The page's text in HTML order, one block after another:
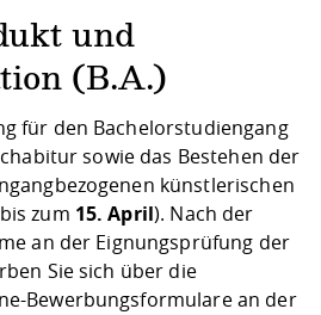
und
(B.A.)
für den Bachelorstudiengang
sowie das Bestehen der
künstlerischen
zum 15. April). Nach der
an der Eignungsprüfung der
Sie sich über die
Bewerbungsformulare an der